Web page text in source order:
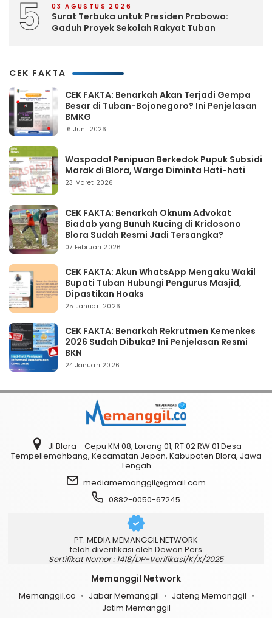
5 03 AGUSTUS 2026
Surat Terbuka untuk Presiden Prabowo:
Gaduh Proyek Sekolah Rakyat Tuban
CEK FAKTA
CEK FAKTA: Benarkah Akan Terjadi Gempa
Besar di Tuban-Bojonegoro? Ini Penjelasan
BMKG
16 Juni 2026
Waspada! Penipuan Berkedok Pupuk Subsidi
Marak di Blora, Warga Diminta Hati-hati
23 Maret 2026
CEK FAKTA: Benarkah Oknum Advokat
Biadab yang Bunuh Kucing di Kridosono
Blora Sudah Resmi Jadi Tersangka?
07 Februari 2026
CEK FAKTA: Akun WhatsApp Mengaku Wakil
Bupati Tuban Hubungi Pengurus Masjid,
Dipastikan Hoaks
25 Januari 2026
CEK FAKTA: Benarkah Rekrutmen Kemenkes
2026 Sudah Dibuka? Ini Penjelasan Resmi
BKN
24 Januari 2026
Jl Blora - Cepu KM 08, Lorong 01, RT 02 RW 01 Desa
Tempellemahbang, Kecamatan Jepon, Kabupaten Blora, Jawa
Tengah
mediamemanggil@gmail.com
0882-0050-67245
PT. MEDIA MEMANGGIL NETWORK
telah diverifikasi oleh Dewan Pers
Sertifikat Nomor : 1418/DP-Verifikasi/K/X/2025
Memanggil Network
Memanggil.co Jabar Memanggil
Jateng Memanggil
Jatim Memanggil